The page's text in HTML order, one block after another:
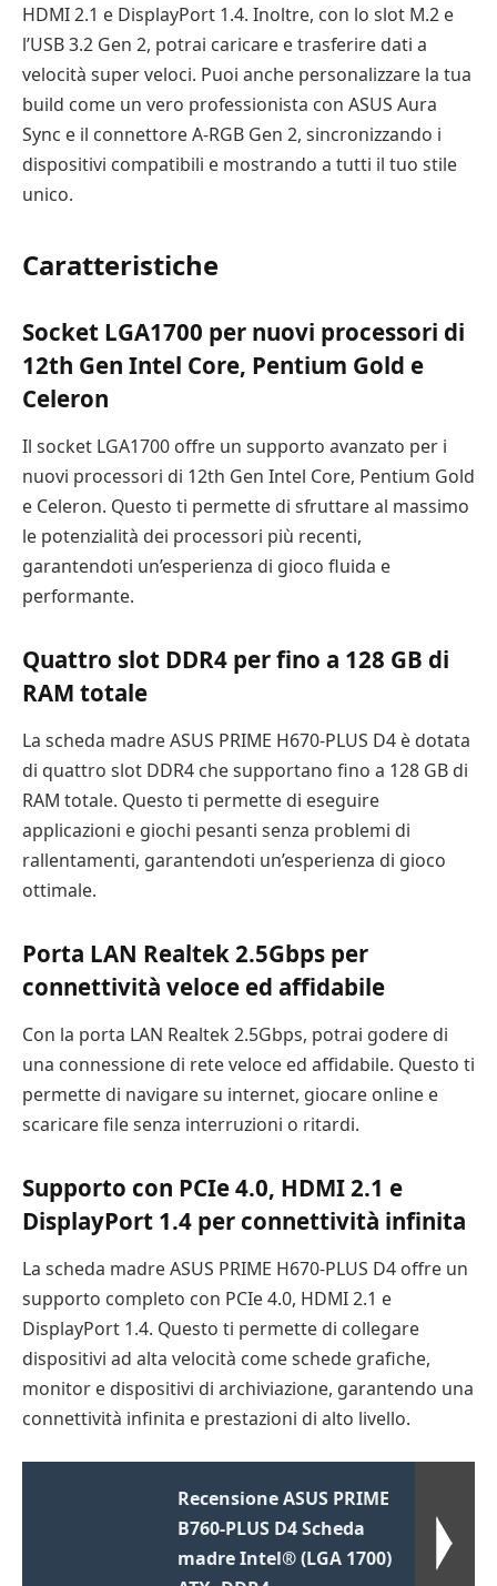
HDMI 2.1 e DisplayPort 1.4. Inoltre, con lo slot M.2 e
l’USB 3.2 Gen 2, potrai caricare e trasferire dati a
velocità super veloci. Puoi anche personalizzare la tua
build come un vero professionista con ASUS Aura
Sync e il connettore A-RGB Gen 2, sincronizzando i
dispositivi compatibili e mostrando a tutti il tuo stile
unico.
Caratteristiche
Socket LGA1700 per nuovi processori di
12th Gen Intel Core, Pentium Gold e
Celeron
Il socket LGA1700 offre un supporto avanzato per i
nuovi processori di 12th Gen Intel Core, Pentium Gold
e Celeron. Questo ti permette di sfruttare al massimo
le potenzialità dei processori più recenti,
garantendoti un’esperienza di gioco fluida e
performante.
Quattro slot DDR4 per fino a 128 GB di
RAM totale
La scheda madre ASUS PRIME H670-PLUS D4 è dotata
di quattro slot DDR4 che supportano fino a 128 GB di
RAM totale. Questo ti permette di eseguire
applicazioni e giochi pesanti senza problemi di
rallentamenti, garantendoti un’esperienza di gioco
ottimale.
Porta LAN Realtek 2.5Gbps per
connettività veloce ed affidabile
Con la porta LAN Realtek 2.5Gbps, potrai godere di
una connessione di rete veloce ed affidabile. Questo ti
permette di navigare su internet, giocare online e
scaricare file senza interruzioni o ritardi.
Supporto con PCIe 4.0, HDMI 2.1 e
DisplayPort 1.4 per connettività infinita
La scheda madre ASUS PRIME H670-PLUS D4 offre un
supporto completo con PCIe 4.0, HDMI 2.1 e
DisplayPort 1.4. Questo ti permette di collegare
dispositivi ad alta velocità come schede grafiche,
monitor e dispositivi di archiviazione, garantendo una
connettività infinita e prestazioni di alto livello.
Recensione ASUS PRIME
B760-PLUS D4 Scheda
madre Intel® (LGA 1700)